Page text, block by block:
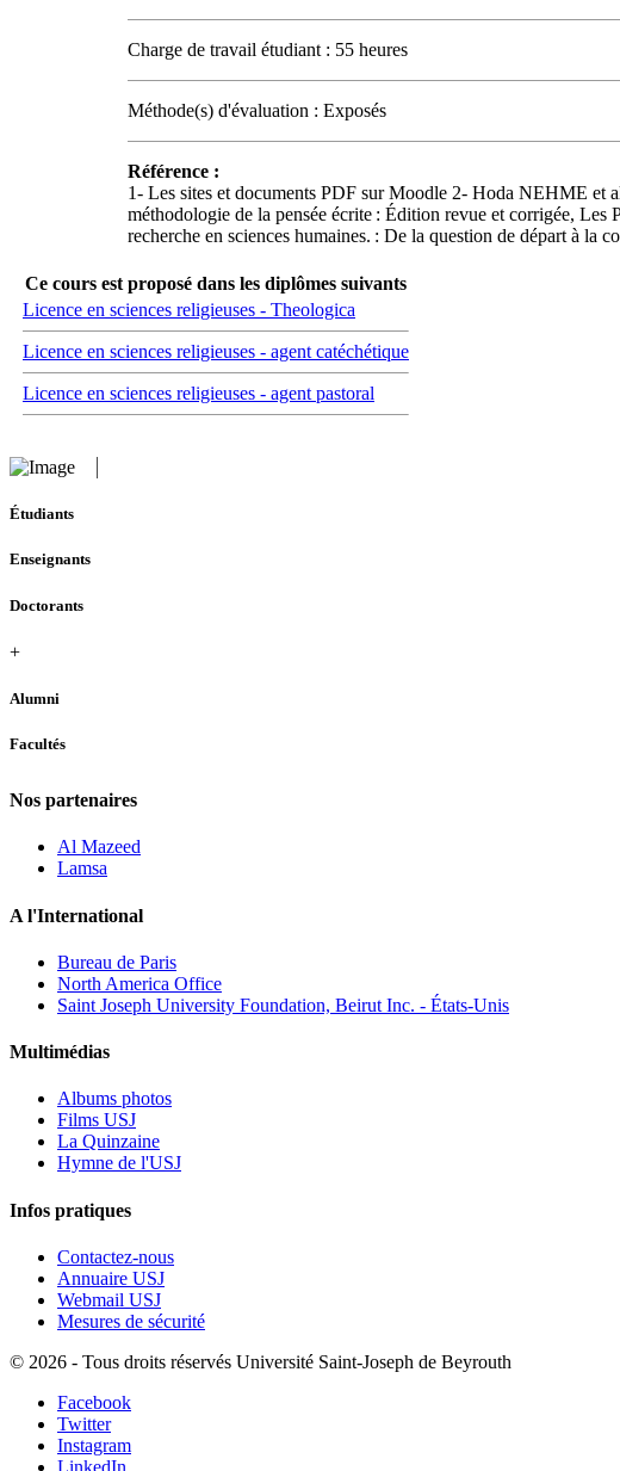
Charge de travail étudiant : 55 heures
Méthode(s) d'évaluation : Exposés
Référence :
1- Les sites et documents PDF sur Moodle 2- Hoda NEHME
méthodologie de la pensée écrite : Édition revue et corrigée,
recherche en sciences humaines. : De la question de départ à la
Ce cours est proposé dans les diplômes suivants
Licence en sciences religieuses - Theologica
Licence en sciences religieuses - agent catéchétique
Licence en sciences religieuses - agent pastoral
Étudiants
Enseignants
Doctorants
+
Alumni
Facultés
Nos partenaires
Al Mazeed
Lamsa
A l'International
Bureau de Paris
North America Office
Saint Joseph University Foundation, Beirut Inc. - États-Unis
Multimédias
Albums photos
Films USJ
La Quinzaine
Hymne de l'USJ
Infos pratiques
Contactez-nous
Annuaire USJ
Webmail USJ
Mesures de sécurité
© 2026 - Tous droits réservés Université Saint-Joseph de Beyrouth
Facebook
Twitter
Instagram
LinkedIn